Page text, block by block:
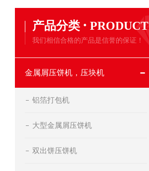
产品分类 · PRODUCT
我们相信合格的产品是信誉的保证！
金属屑压饼机，压块机
铝箔打包机
大型金属屑压饼机
双出饼压饼机